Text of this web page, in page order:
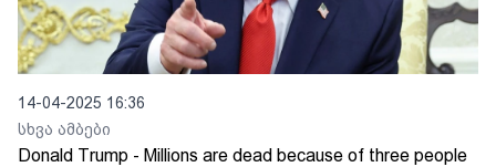
14-04-2025 16:36
სხვა ამბები
Donald Trump - Millions are dead because of three people